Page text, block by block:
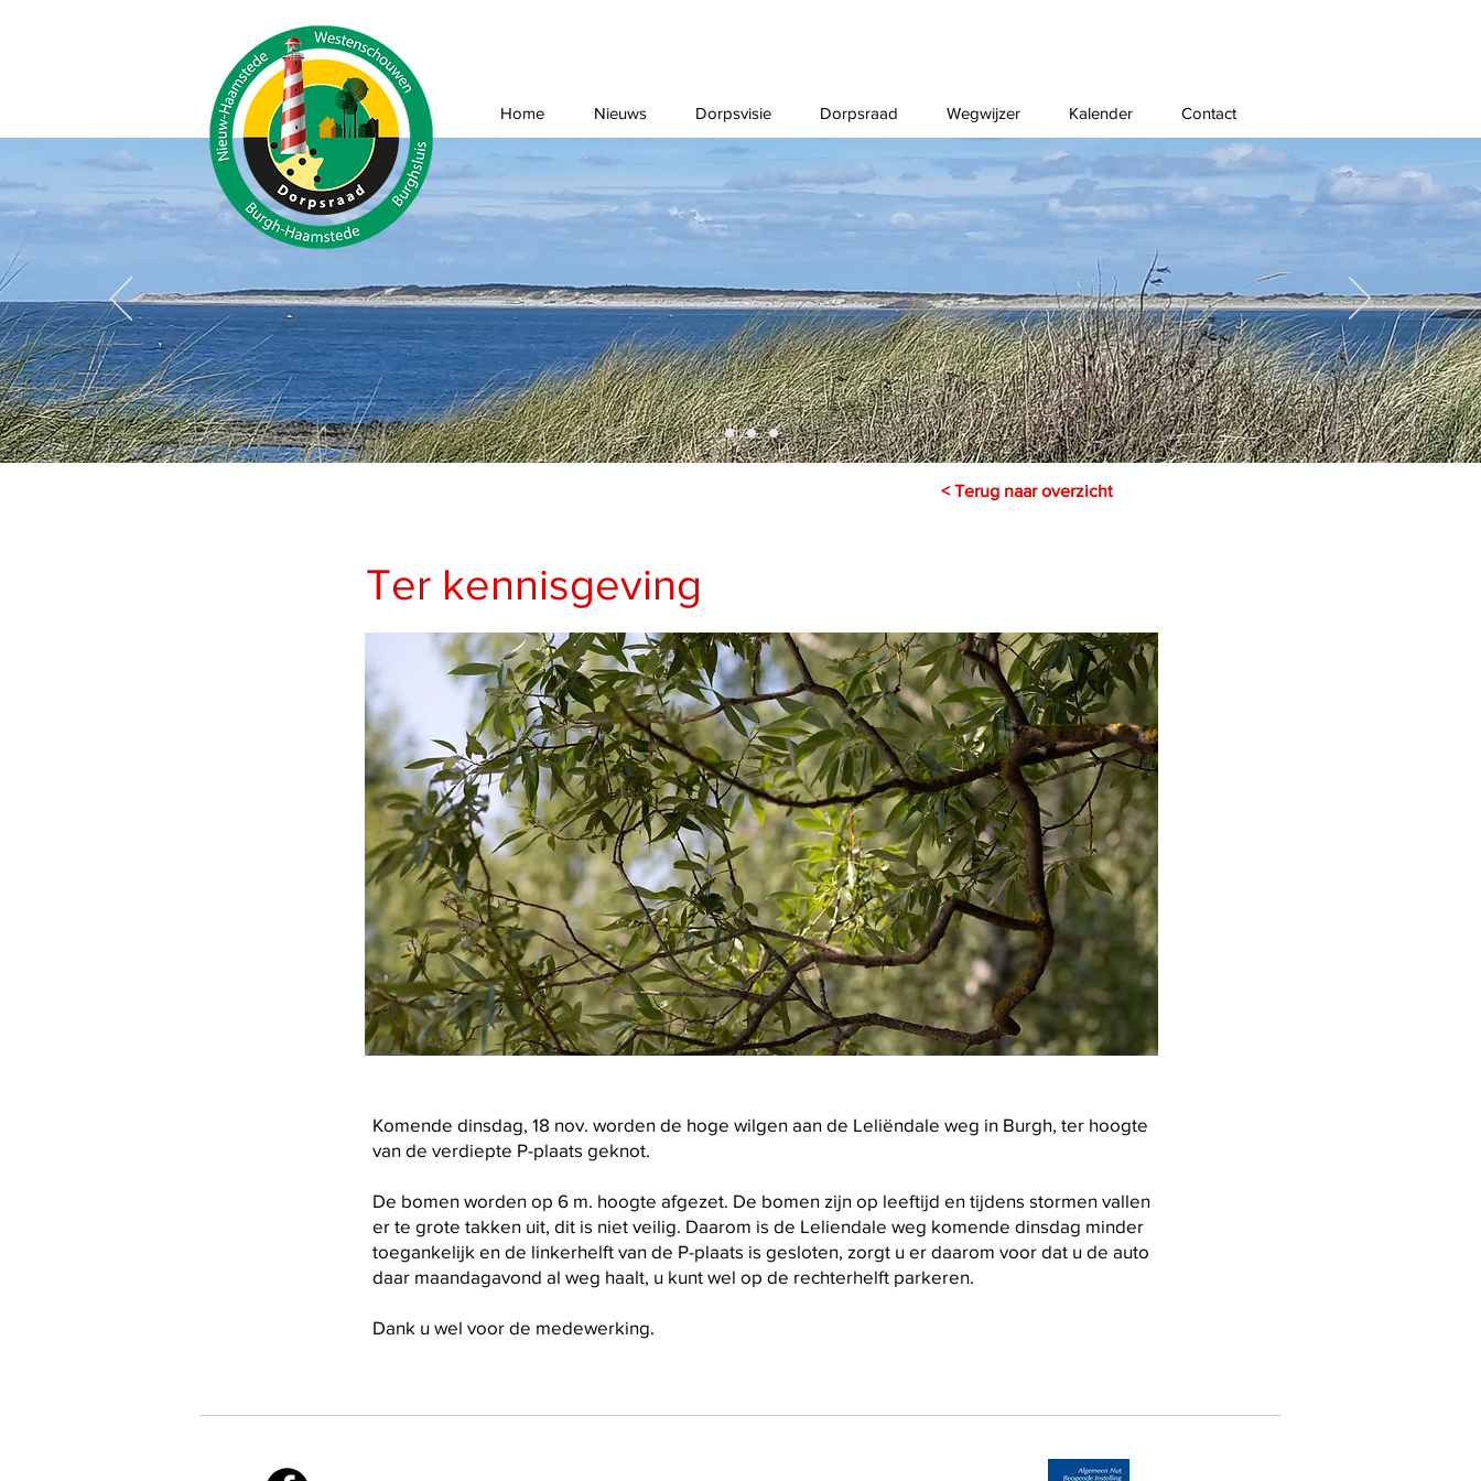
Home Nieuws Dorpsvisie Dorpsraad Wegwijzer Kalender Contact
< Terug naar overzicht
Ter kennisgeving
Komende dinsdag, 18 nov. worden de hoge wilgen aan de Leliëndale weg in Burgh, ter hoogte
van de verdiepte P-plaats geknot.
De bomen worden op 6 m. hoogte afgezet. De bomen zijn op leeftijd en tijdens stormen vallen
er te grote takken uit, dit is niet veilig. Daarom is de Leliendale weg komende dinsdag minder
toegankelijk en de linkerhelft van de P-plaats is gesloten, zorgt u er daarom voor dat u de auto
daar maandagavond al weg haalt, u kunt wel op de rechterhelft parkeren.
Dank u wel voor de medewerking.